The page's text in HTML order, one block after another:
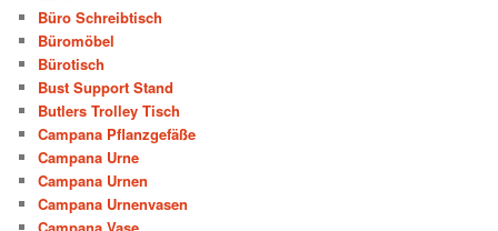
Büro Schreibtisch
Büromöbel
Bürotisch
Bust Support Stand
Butlers Trolley Tisch
Campana Pflanzgefäße
Campana Urne
Campana Urnen
Campana Urnenvasen